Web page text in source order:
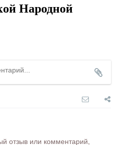
Народной
отзыв или комментарий,